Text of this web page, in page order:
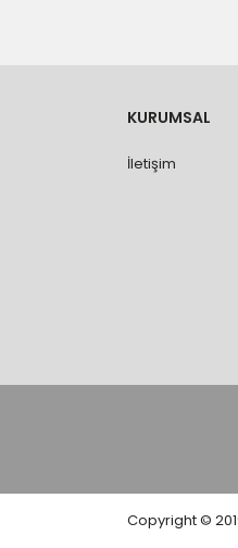
- Özel
-
kişi veya
KURUMSAL
İletişim
Copyright ©